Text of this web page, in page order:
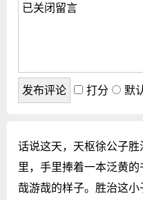
打分 默
话说这天，天枢徐公子
里，手里捧着一本泛黄
哉游哉的样子。胜治这